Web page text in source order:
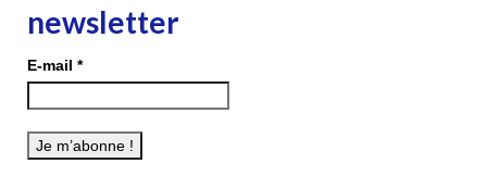
newsletter
E-mail *